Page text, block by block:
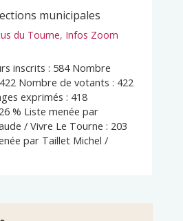
municipales
du Tourne, Infos Zoom
inscrits : 584 Nombre
Nombre de votants : 422
exprimés : 418
% Liste menée par
/ Vivre Le Tourne : 203
par Taillet Michel /